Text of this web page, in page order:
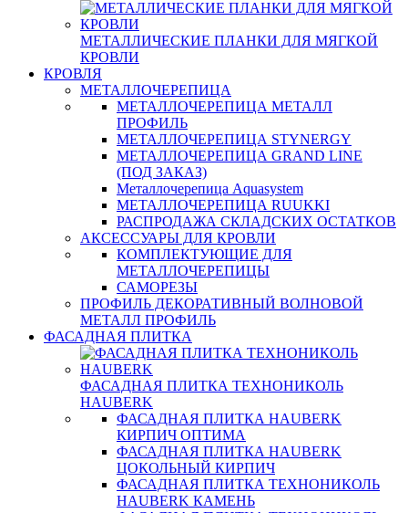
МЕТАЛЛИЧЕСКИЕ ПЛАНКИ ДЛЯ МЯГКОЙ
КРОВЛИ
КРОВЛЯ
МЕТАЛЛОЧЕРЕПИЦА
МЕТАЛЛОЧЕРЕПИЦА МЕТАЛЛ
ПРОФИЛЬ
МЕТАЛЛОЧЕРЕПИЦА STYNERGY
МЕТАЛЛОЧЕРЕПИЦА GRAND LINE
(ПОД ЗАКАЗ)
Металлочерепица Aquasystem
МЕТАЛЛОЧЕРЕПИЦА RUUKKI
РАСПРОДАЖА СКЛАДСКИХ ОСТАТКОВ
АКСЕССУАРЫ ДЛЯ КРОВЛИ
КОМПЛЕКТУЮЩИЕ ДЛЯ
МЕТАЛЛОЧЕРЕПИЦЫ
САМОРЕЗЫ
ПРОФИЛЬ ДЕКОРАТИВНЫЙ ВОЛНОВОЙ
МЕТАЛЛ ПРОФИЛЬ
ФАСАДНАЯ ПЛИТКА
ФАСАДНАЯ ПЛИТКА ТЕХНОНИКОЛЬ
HAUBERK
ФАСАДНАЯ ПЛИТКА HAUBERK
КИРПИЧ ОПТИМА
ФАСАДНАЯ ПЛИТКА HAUBERK
ЦОКОЛЬНЫЙ КИРПИЧ
ФАСАДНАЯ ПЛИТКА ТЕХНОНИКОЛЬ
HAUBERK КАМЕНЬ